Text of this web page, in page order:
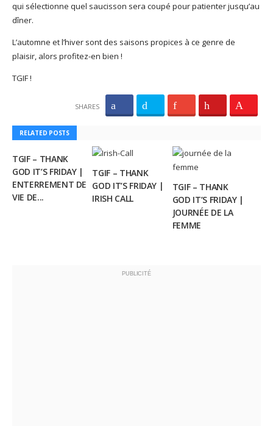
qui sélectionne quel saucisson sera coupé pour patienter jusqu’au
dîner.
L’automne et l’hiver sont des saisons propices à ce genre de
plaisir, alors profitez-en bien !
TGIF !
SHARES
RELATED POSTS
TGIF – THANK
GOD IT’S FRIDAY |
ENTERREMENT DE
VIE DE...
TGIF – THANK
GOD IT’S FRIDAY |
IRISH CALL
TGIF – THANK
GOD IT’S FRIDAY |
JOURNÉE DE LA
FEMME
PUBLICITÉ